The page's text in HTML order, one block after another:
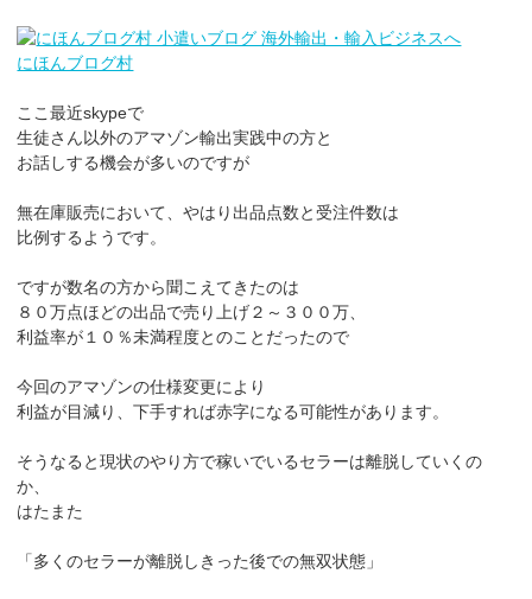
にほんブログ村
ここ最近skypeで
生徒さん以外のアマゾン輸出実践中の方と
お話しする機会が多いのですが
無在庫販売において、やはり出品点数と受注件数は
比例するようです。
ですが数名の方から聞こえてきたのは
８０万点ほどの出品で売り上げ２～３００万、
利益率が１０％未満程度とのことだったので
今回のアマゾンの仕様変更により
利益が目減り、下手すれば赤字になる可能性があります。
そうなると現状のやり方で稼いでいるセラーは離脱していくの
か、
はたまた
「多くのセラーが離脱しきった後での無双状態」